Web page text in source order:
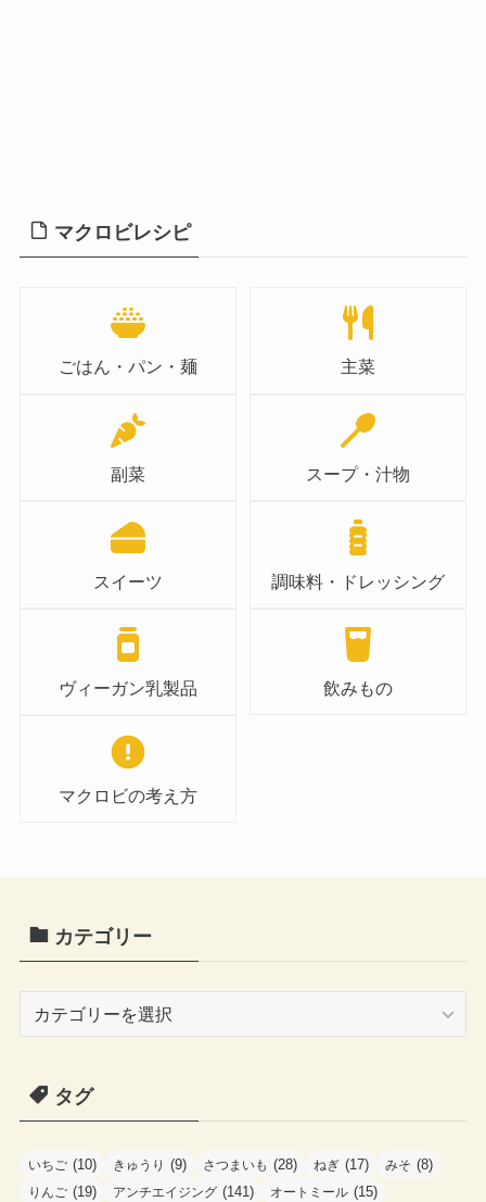
マクロビレシピ
ごはん・パン・麺 主菜
副菜 スープ・汁物
スイーツ 調味料・ドレッシング
ヴィーガン乳製品 飲みもの
マクロビの考え方
カテゴリー
ゴ
タグ
いちご (10) きゅうり (9) さつまいも (28) ねぎ (17) みそ (8)
りんご (19) アンチエイジング (141) オートミール (15)